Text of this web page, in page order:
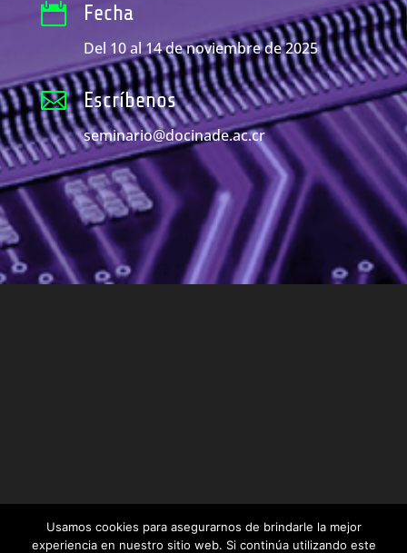
 Fecha
Del 10 al 14 de noviembre de 2025
 Escríbenos
seminario@docinade.ac.cr
Usamos cookies para asegurarnos de brindarle la mejor
experiencia en nuestro sitio web. Si continúa utilizando este